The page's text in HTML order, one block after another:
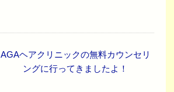
AGAヘアクリニックの無料カウンセリ
ングに行ってきましたよ！